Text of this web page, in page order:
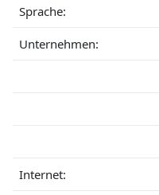
Sprache:
Unternehmen:
Internet: